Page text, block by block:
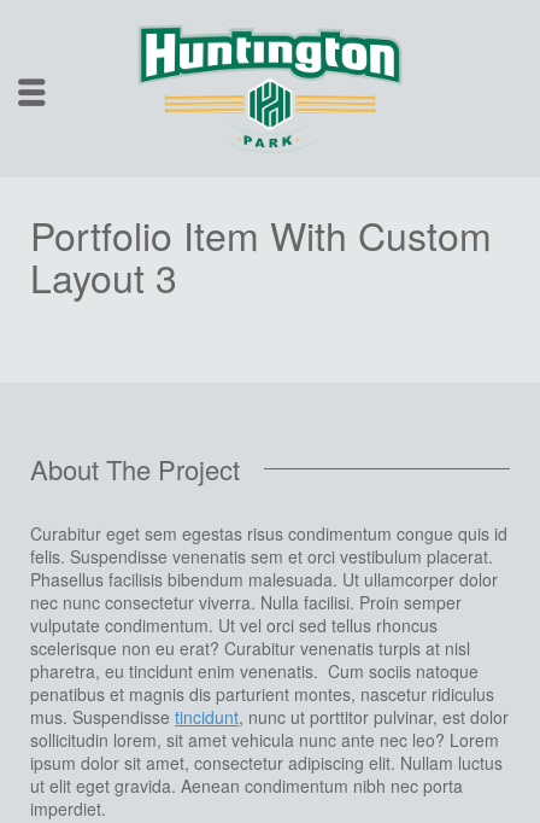
Portfolio Item With Custom
Layout 3
About The Project
Curabitur eget sem egestas risus condimentum congue quis id
felis. Suspendisse venenatis sem et orci vestibulum placerat.
Phasellus facilisis bibendum malesuada. Ut ullamcorper dolor
nec nunc consectetur viverra. Nulla facilisi. Proin semper
vulputate condimentum. Ut vel orci sed tellus rhoncus
scelerisque non eu erat? Curabitur venenatis turpis at nisl
pharetra, eu tincidunt enim venenatis. Cum sociis natoque
penatibus et magnis dis parturient montes, nascetur ridiculus
mus. Suspendisse tincidunt, nunc ut porttitor pulvinar, est dolor
sollicitudin lorem, sit amet vehicula nunc ante nec leo? Lorem
ipsum dolor sit amet, consectetur adipiscing elit. Nullam luctus
ut elit eget gravida. Aenean condimentum nibh nec porta
imperdiet.